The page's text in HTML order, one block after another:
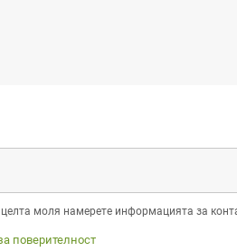
моля намерете информацията за
поверителност